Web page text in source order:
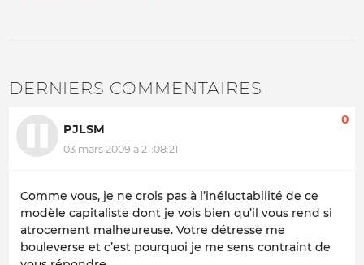
DERNIERS COMMENTAIRES
PJLSM
03 mars 2009 à 21:08:21
0
Comme vous, je ne crois pas à l’inéluctabilité de ce
modèle capitaliste dont je vois bien qu’il vous rend si
atrocement malheureuse. Votre détresse me
bouleverse et c’est pourquoi je me sens contraint de